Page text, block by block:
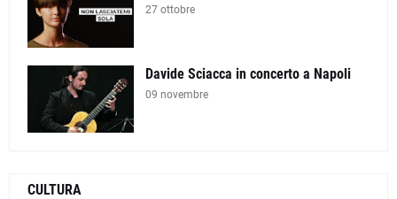
27 ottobre
Davide Sciacca in concerto a Napoli
09 novembre
CULTURA